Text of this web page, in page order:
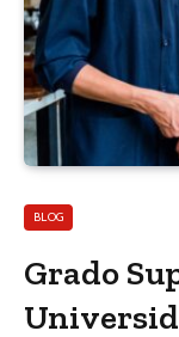
BLOG
Grado